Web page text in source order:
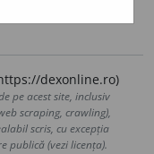
dexonline.ro)
pe acest site, inclusiv
scraping, crawling),
scris, cu excepția
publică (vezi licența).